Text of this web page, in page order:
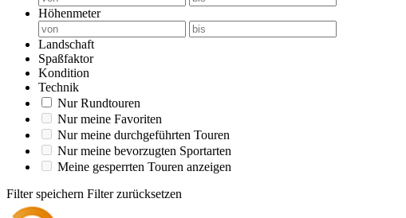
Höhenmeter
Landschaft
Spaßfaktor
Kondition
Technik
Nur Rundtouren
Nur meine Favoriten
Nur meine durchgeführten Touren
Nur meine bevorzugten Sportarten
Meine gesperrten Touren anzeigen
Filter speichern Filter zurücksetzen